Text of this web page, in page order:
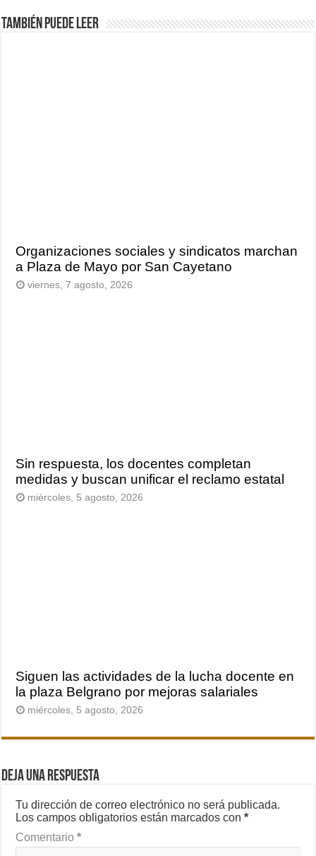
También puede leer
Organizaciones sociales y sindicatos marchan
a Plaza de Mayo por San Cayetano
viernes, 7 agosto, 2026
Sin respuesta, los docentes completan
medidas y buscan unificar el reclamo estatal
miércoles, 5 agosto, 2026
Siguen las actividades de la lucha docente en
la plaza Belgrano por mejoras salariales
miércoles, 5 agosto, 2026
Deja una respuesta
Tu dirección de correo electrónico no será publicada.
Los campos obligatorios están marcados con*
Comentario*